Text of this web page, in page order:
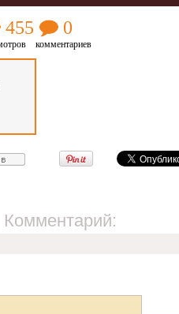
455 0
комментариев
Комментарий: